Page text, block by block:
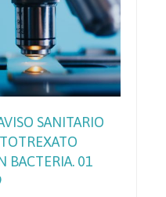
SANITARIO
BACTERIA. 01